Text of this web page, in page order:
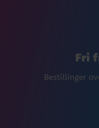
Fri
Bestillinger